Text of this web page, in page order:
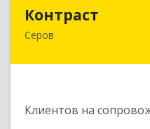
Контраст
Серов
Клиентов на
624993,